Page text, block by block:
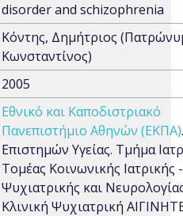
disorder and schizophrenia
Κόντης, Δημήτριος
Κωνσταντίνος)
2005
Εθνικό και Καποδιστριακό
Πανεπιστήμιο Αθηνών (ΕΚΠΑ)
Επιστημών Υγείας. Τμήμα
Τομέας Κοινωνικής Ιατρικής -
Ψυχιατρικής και
Κλινική Ψυχιατρική